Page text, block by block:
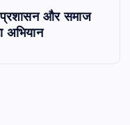
और समाज
अभियान